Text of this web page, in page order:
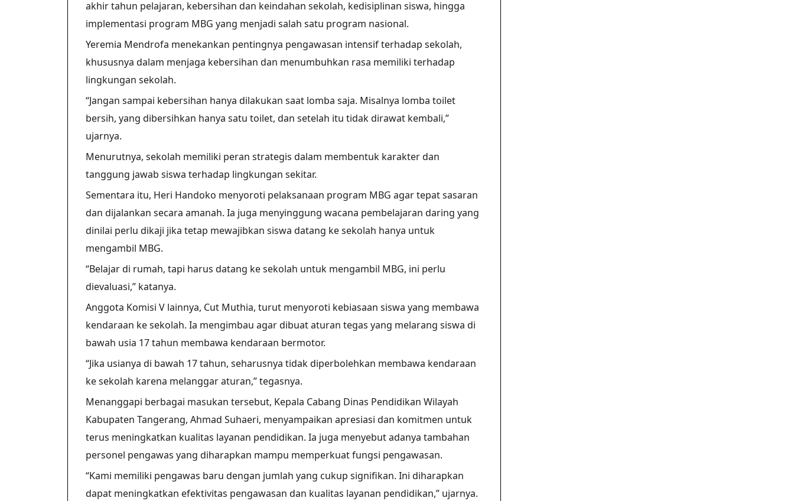
akhir tahun pelajaran, kebersihan dan keindahan sekolah, kedisiplinan siswa, hingga
implementasi program MBG yang menjadi salah satu program nasional.
Yeremia Mendrofa menekankan pentingnya pengawasan intensif terhadap sekolah,
khususnya dalam menjaga kebersihan dan menumbuhkan rasa memiliki terhadap
lingkungan sekolah.
“Jangan sampai kebersihan hanya dilakukan saat lomba saja. Misalnya lomba toilet
bersih, yang dibersihkan hanya satu toilet, dan setelah itu tidak dirawat kembali,”
ujarnya.
Menurutnya, sekolah memiliki peran strategis dalam membentuk karakter dan
tanggung jawab siswa terhadap lingkungan sekitar.
Sementara itu, Heri Handoko menyoroti pelaksanaan program MBG agar tepat sasaran
dan dijalankan secara amanah. Ia juga menyinggung wacana pembelajaran daring yang
dinilai perlu dikaji jika tetap mewajibkan siswa datang ke sekolah hanya untuk
mengambil MBG.
“Belajar di rumah, tapi harus datang ke sekolah untuk mengambil MBG, ini perlu
dievaluasi,” katanya.
Anggota Komisi V lainnya, Cut Muthia, turut menyoroti kebiasaan siswa yang membawa
kendaraan ke sekolah. Ia mengimbau agar dibuat aturan tegas yang melarang siswa di
bawah usia 17 tahun membawa kendaraan bermotor.
“Jika usianya di bawah 17 tahun, seharusnya tidak diperbolehkan membawa kendaraan
ke sekolah karena melanggar aturan,” tegasnya.
Menanggapi berbagai masukan tersebut, Kepala Cabang Dinas Pendidikan Wilayah
Kabupaten Tangerang, Ahmad Suhaeri, menyampaikan apresiasi dan komitmen untuk
terus meningkatkan kualitas layanan pendidikan. Ia juga menyebut adanya tambahan
personel pengawas yang diharapkan mampu memperkuat fungsi pengawasan.
“Kami memiliki pengawas baru dengan jumlah yang cukup signifikan. Ini diharapkan
dapat meningkatkan efektivitas pengawasan dan kualitas layanan pendidikan,” ujarnya.